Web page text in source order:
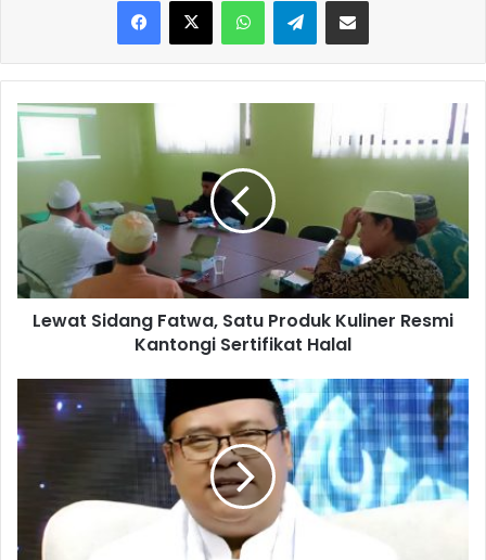
Lewat
Sidang
Fatwa,
Produk
Kuliner
Kantongi
Sertifikat
Halal
Lewat Sidang Fatwa, Satu Produk Kuliner Resmi
Kantongi Sertifikat Halal
KHUTBAH
JUM'AT:
AMALIAH
HARIAN
UNTUK
DEKAT
DENGAN